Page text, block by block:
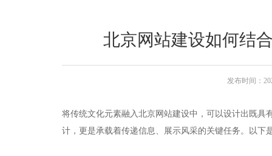
北京网站建设如何结
发布时间：
将传统文化元素融入北京网站建设中，可以设计出既
计，更是承载着传递信息、展示风采的关键任务。以下